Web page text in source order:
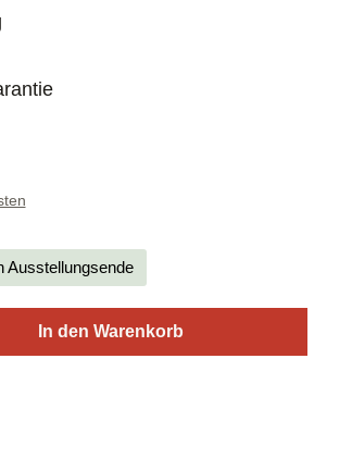
Ausstellungsende
In den Warenkorb